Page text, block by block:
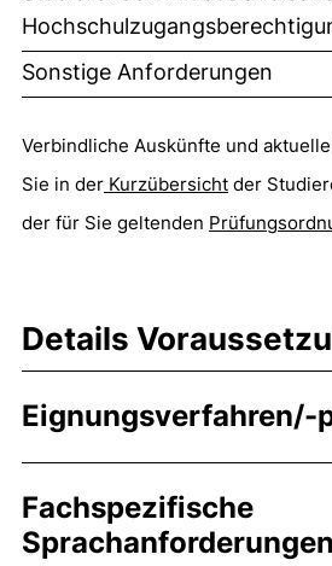
Sonstige Anforderungen
Verbindliche Auskünfte und
Sie in der Kurzübersicht(öffnet
der
der für Sie geltenden
Details
Eignungsverfahren/-
Fachspezifische
Sprachanforderungen